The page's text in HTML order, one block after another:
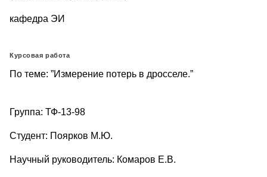
кафедра ЭИ
Курсовая работа
По теме: ”Измерение потерь в дросселе.”
Группа: ТФ-13-98
Студент: Поярков М.Ю.
Научный руководитель: Комаров Е.В.